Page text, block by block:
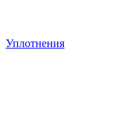
Уплотнения